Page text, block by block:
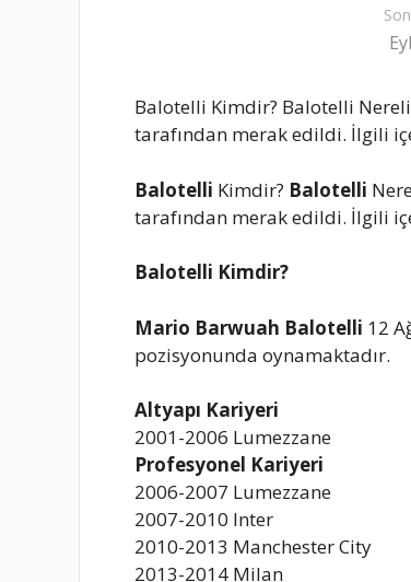
Balotelli Kimdir? Balotelli Nereli
tarafından merak edildi. İlgili
Balotelli Kimdir? Balotelli
tarafından merak edildi. İlgili
Balotelli Kimdir?
Mario Barwuah Balotelli 12
pozisyonunda oynamaktadır.
Altyapı Kariyeri
2001-2006 Lumezzane
Profesyonel Kariyeri
2006-2007 Lumezzane
2007-2010 Inter
2010-2013 Manchester City
2013-2014 Milan